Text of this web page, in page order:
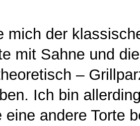
mich der
mit Sahne und
–
Ich bin
eine andere Torte